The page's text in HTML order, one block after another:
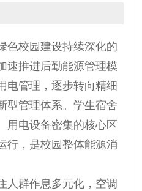
色校园建设持续深化的
速推进后勤能源管理模
电管理，逐步转向精细
型管理体系。学生宿舍
用电设备密集的核心区
行，是校园整体能源消
人群作息多元化，空调